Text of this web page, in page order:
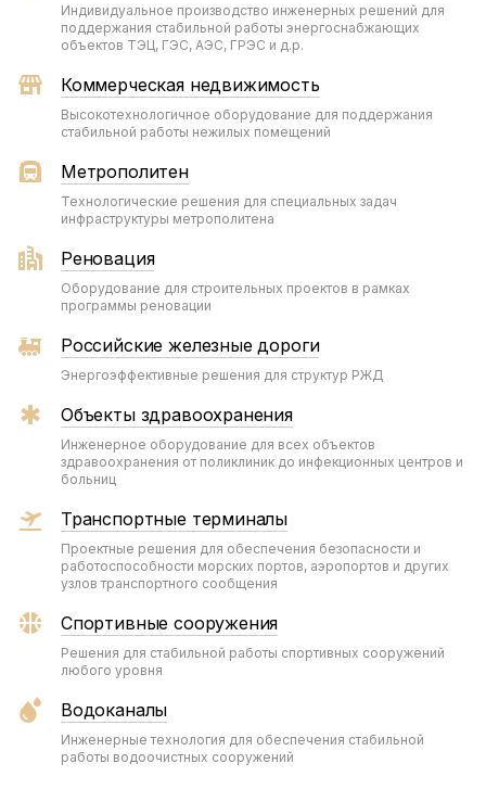
Индивидуальное производство инженерных решений для
поддержания стабильной работы энергоснабжающих
объектов ТЭЦ, ГЭС, АЭС, ГРЭС и д.р.
Коммерческая недвижимость
Высокотехнологичное оборудование для поддержания
стабильной работы нежилых помещений
Метрополитен
Технологические решения для специальных задач
инфраструктуры метрополитена
Реновация
Оборудование для строительных проектов в рамках
программы реновации
Российские железные дороги
Энергоэффективные решения для структур РЖД
Объекты здравоохранения
Инженерное оборудование для всех объектов
здравоохранения от поликлиник до инфекционных центров и
больниц
Транспортные терминалы
Проектные решения для обеспечения безопасности и
работоспособности морских портов, аэропортов и других
узлов транспортного сообщения
Спортивные сооружения
Решения для стабильной работы спортивных сооружений
любого уровня
Водоканалы
Инженерные технология для обеспечения стабильной
работы водоочистных сооружений